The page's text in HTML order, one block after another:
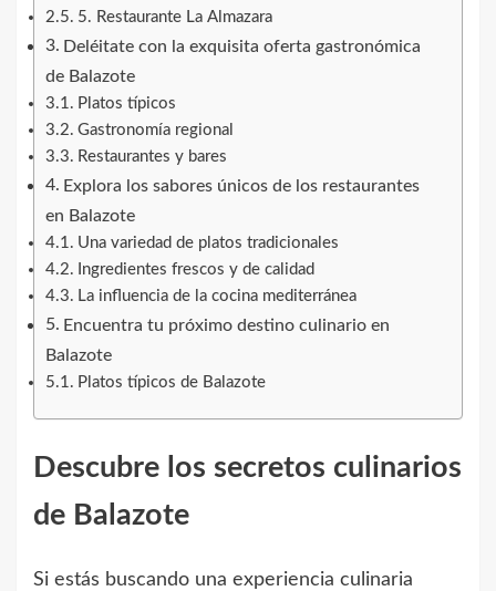
5. Restaurante La Almazara
Deléitate con la exquisita oferta gastronómica
de Balazote
Platos típicos
Gastronomía regional
Restaurantes y bares
Explora los sabores únicos de los restaurantes
en Balazote
Una variedad de platos tradicionales
Ingredientes frescos y de calidad
La influencia de la cocina mediterránea
Encuentra tu próximo destino culinario en
Balazote
Platos típicos de Balazote
Descubre los secretos culinarios
de Balazote
Si estás buscando una experiencia culinaria